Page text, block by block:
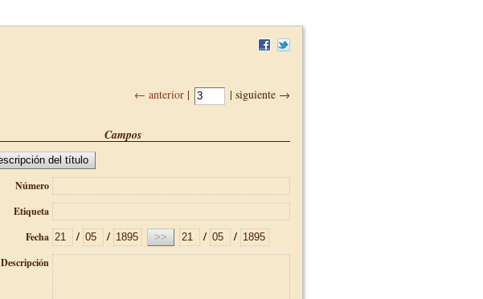
← anterior | | siguiente →
Campos
Número
Etiqueta
Fecha
/ / / /
Descripción